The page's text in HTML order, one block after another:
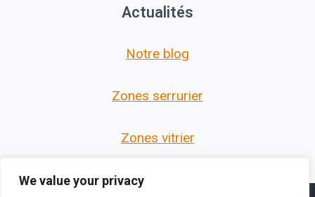
We value your privacy
Actualités
Notre blog
Zones serrurier
Zones vitrier